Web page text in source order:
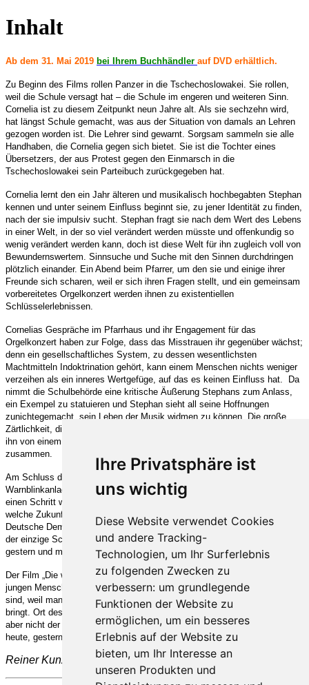
Ihre Privatsphäre ist
uns wichtig
Diese Website verwendet Cookies
und andere Tracking-
Technologien, um Ihr Surferlebnis
zu folgenden Zwecken zu
verbessern: um grundlegende
Funktionen der Website zu
ermöglichen, um ein besseres
Erlebnis auf der Website zu
bieten, um Ihr Interesse an
unseren Produkten und
Inhalt
Ab dem 31. Mai 2019 bei Ihrem Buchhändler auf DVD erhältlich.
Zu Beginn des Films rollen Panzer in die Tschechoslowakei. Sie rollen,
weil die Schule versagt hat – die Schule im engeren und weiteren Sinn.
Cornelia ist zu diesem Zeitpunkt neun Jahre alt. Als sie sechzehn wird,
hat längst Schule gemacht, was aus der Situation von damals an Lehren
gezogen worden ist. Die Lehrer sind gewarnt. Sorgsam sammeln sie alle
Handhaben, die Cornelia gegen sich bietet. Sie ist die Tochter eines
Übersetzers, der aus Protest gegen den Einmarsch in die
Tschechoslowakei sein Parteibuch zurückgegeben hat.
Cornelia lernt den ein Jahr älteren und musikalisch hochbegabten Stephan
kennen und unter seinem Einfluss beginnt sie, zu jener Identität zu finden,
nach der sie impulsiv sucht. Stephan fragt sie nach dem Wert des Lebens
in einer Welt, in der so viel verändert werden müsste und offenkundig so
wenig verändert werden kann, doch ist diese Welt für ihn zugleich voll von
Bewundernswertem. Sinnsuche und Suche mit den Sinnen durchdringen
plötzlich einander. Ein Abend beim Pfarrer, um den sie und einige ihrer
Freunde sich scharen, weil er sich ihren Fragen stellt, und ein gemeinsam
vorbereitetes Orgelkonzert werden ihnen zu existentiellen
Schlüsselerlebnissen.
Cornelias Gespräche im Pfarrhaus und ihr Engagement für das
Orgelkonzert haben zur Folge, dass das Misstrauen ihr gegenüber wächst;
denn ein gesellschaftliches System, zu dessen wesentlichsten
Machtmitteln Indoktrination gehört, kann einem Menschen nichts weniger
verzeihen als ein inneres Wertgefüge, auf das es keinen Einfluss hat. Da
nimmt die Schulbehörde eine kritische Äußerung Stephans zum Anlass,
ein Exempel zu statuieren und Stephan sieht all seine Hoffnungen
zunichtegemacht, sein Leben der Musik widmen zu können. Die große
Zärtlichkeit, die zwischen ihm und Cornelia möglich geworden ist, vermag
ihn von einem Verzweiflungsschritt nicht zurückhalten. Cornelia bricht
zusammen.
Am Schluss des Films steht ein Auto mit eingeschalteter
Warnblinkanlage: Cornelias Eltern konnten ihre Tochter davor bewahren,
einen Schritt wie Stephan zu tun. Ein Ende, das ein Anfang ist? Für
welche Zukunft wurde Cornelia gerettet? Ort des Geschehens ist die
Deutsche Demokratische Republik der siebziger Jahre. Sie ist aber nicht
der einzige Schauplatz, an dem dieser Film spielen könnte – heute,
gestern und morgen.
Der Film „Die wunderbaren Jahre“ handelt von den Wundern, die zwischen
jungen Menschen möglich sind, und von Jahren, die dieser Wunder bar
sind, weil man Menschen – und zwar die aufrechtesten – um ihre Jugend
bringt. Ort des Geschehens ist die Deutsche Demokratische Republik, die
aber nicht der einzige Schauplatz ist, an dem der Film spielen könnte –
heute, gestern und in Zukunft.
Reiner Kunze